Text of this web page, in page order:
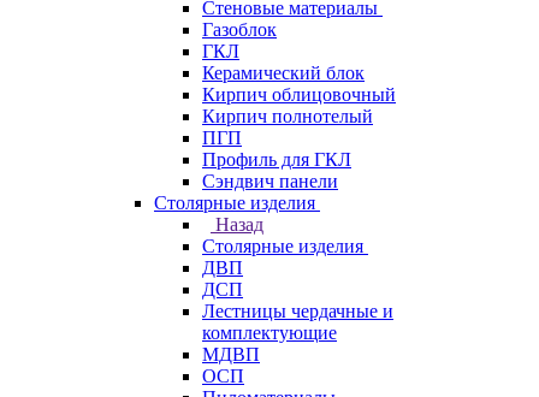
Стеновые материалы
Газоблок
ГКЛ
Керамический блок
Кирпич облицовочный
Кирпич полнотелый
ПГП
Профиль для ГКЛ
Сэндвич панели
Столярные изделия
Назад
Столярные изделия
ДВП
ДСП
Лестницы чердачные и
комплектующие
МДВП
ОСП